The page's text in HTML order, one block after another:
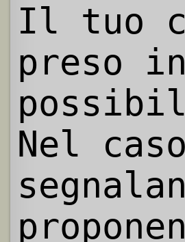
Il tuo
preso in
Nel